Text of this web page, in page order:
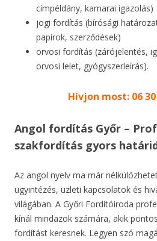
címpéldány, kamarai igazolás)
jogi fordítás (bírósági
papírok, szerződések)
orvosi fordítás (zárójelentés,
orvosi lelet, gyógyszerleírás).
Hívjon most: 06 30
Angol fordítás Győr –
szakfordítás gyors
Az angol nyelv ma már
ügyintézés, üzleti kapcsolatok és
világában. A Győri Fordítóiroda
kínál mindazok számára, akik
fordítást keresnek. Legyen szó